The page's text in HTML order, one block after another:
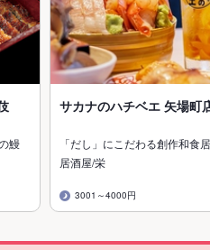
鰻
サカナのハチベエ 矢場町
「だし」にこだわる創作和食
居酒屋/栄
3001～4000円